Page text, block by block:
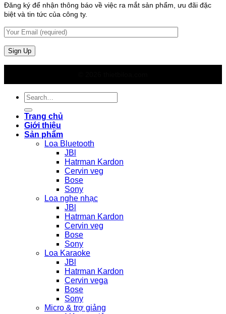
Đăng ký để nhận thông báo về việc ra mắt sản phẩm, ưu đãi đặc
biệt và tin tức của công ty.
Search
for:
Trang chủ
Giới thiệu
Sản phẩm
Loa Bluetooth
JBl
Hatrman Kardon
Cervin veg
Bose
Sony
Loa nghe nhạc
JBl
Hatrman Kardon
Cervin veg
Bose
Sony
Loa Karaoke
JBl
Hatrman Kardon
Cervin vega
Bose
Sony
Micro & trợ giảng